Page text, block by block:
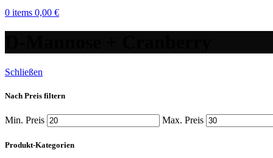
0 items 0,00 €
Schließen
Nach Preis filtern
Min. Preis Max. Preis
Produkt-Kategorien